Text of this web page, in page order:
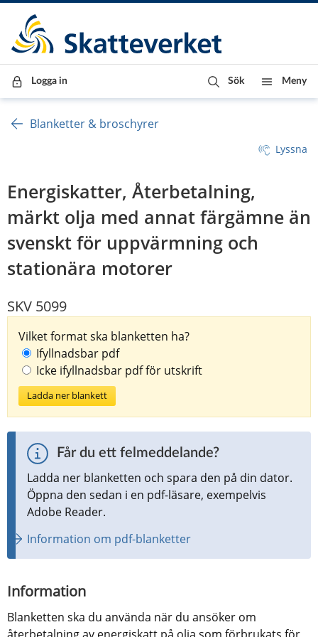
Till innehåll
Till navigationen
Till chattrobot
Logga in Sök Meny
Blanketter & broschyrer
Lyssna
Energiskatter, Återbetalning,
märkt olja med annat färgämne än
svenskt för uppvärmning och
stationära motorer
SKV 5099
Vilket format ska blanketten ha?
Ifyllnadsbar pdf
Icke ifyllnadsbar pdf för utskrift
Ladda ner blankett
Får du ett felmeddelande?
Ladda ner blanketten och spara den på din dator.
Öppna den sedan i en pdf-läsare, exempelvis
Adobe Reader.
Information om pdf-blanketter
Information
Blanketten ska du använda när du ansöker om